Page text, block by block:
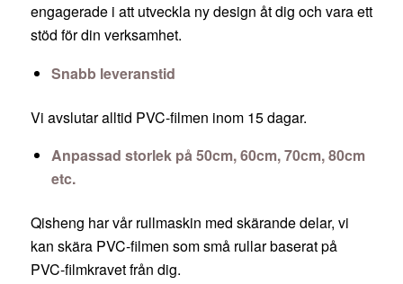
engagerade i att utveckla ny design åt dig och vara ett
stöd för din verksamhet.
Snabb leveranstid
Vi avslutar alltid PVC-filmen inom 15 dagar.
Anpassad storlek på 50cm, 60cm, 70cm, 80cm
etc.
Qisheng har vår rullmaskin med skärande delar, vi
kan skära PVC-filmen som små rullar baserat på
PVC-filmkravet från dig.